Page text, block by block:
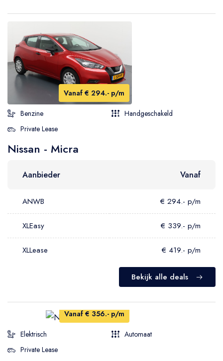
Vanaf € 294.- p/m
Benzine
Handgeschakeld
Private Lease
Nissan - Micra
Aanbieder Vanaf
ANWB € 294.- p/m
XLEasy € 339.- p/m
XLLease € 419.- p/m
Bekijk alle deals
Vanaf € 356.- p/m
Elektrisch
Automaat
Private Lease